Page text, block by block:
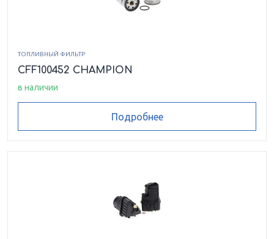
ТОПЛИВНЫЙ ФИЛЬТР
CFF100452 CHAMPION
в наличии
Подробнее